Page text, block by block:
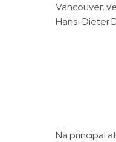
Vancouver,
Hans-Dieter
Na principal